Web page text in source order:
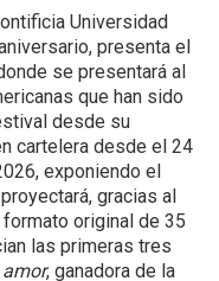
Universidad
presenta el
se presentará al
que han sido
desde su
cartelera desde el 24
exponiendo el
gracias al
original de 35
las primeras tres
, ganadora de la